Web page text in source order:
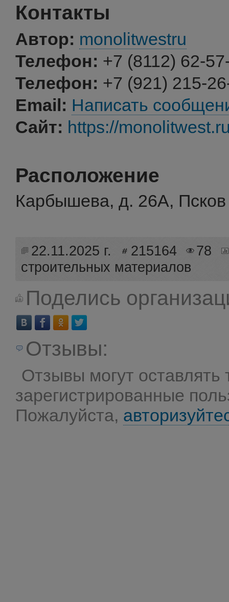
Контакты
Автор: monolitwestru
Телефон: +7 (8112) 62-
Телефон: +7 (921) 215-
Email: Написать
Сайт: https://
Расположение
Карбышева, д. 26А, Псков
22.11.2025 г. 215164
78
строительных материалов
Поделись
Отзывы:
Отзывы могут оставлять
зарегистрированные
Пожалуйста,